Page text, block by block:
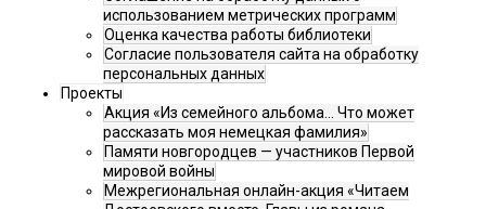
использованием метрических программ
Оценка качества работы библиотеки
Согласие пользователя сайта на обработку
персональных данных
Проекты
Акция «Из семейного альбома... Что может
рассказать моя немецкая фамилия»
Памяти новгородцев — участников Первой
мировой войны
Межрегиональная онлайн-акция «Читаем